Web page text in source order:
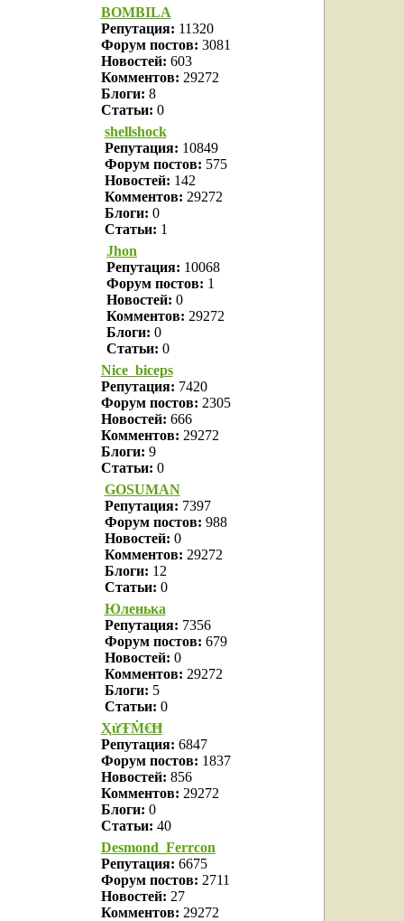
BOMBILA
Репутация: 11320
Форум постов: 3081
Новостей: 603
Комментов: 29272
Блоги: 8
Статьи: 0
shellshock
Репутация: 10849
Форум постов: 575
Новостей: 142
Комментов: 29272
Блоги: 0
Статьи: 1
Jhon
Репутация: 10068
Форум постов: 1
Новостей: 0
Комментов: 29272
Блоги: 0
Статьи: 0
Nice_biceps
Репутация: 7420
Форум постов: 2305
Новостей: 666
Комментов: 29272
Блоги: 9
Статьи: 0
GOSUMAN
Репутация: 7397
Форум постов: 988
Новостей: 0
Комментов: 29272
Блоги: 12
Статьи: 0
Юленька
Репутация: 7356
Форум постов: 679
Новостей: 0
Комментов: 29272
Блоги: 5
Статьи: 0
ҲửŦṀ€Ħ
Репутация: 6847
Форум постов: 1837
Новостей: 856
Комментов: 29272
Блоги: 0
Статьи: 40
Desmond_Ferrcon
Репутация: 6675
Форум постов: 2711
Новостей: 27
Комментов: 29272